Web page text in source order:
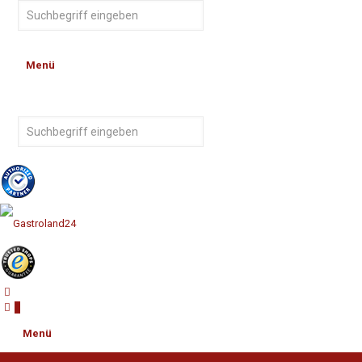
Menü
Menü